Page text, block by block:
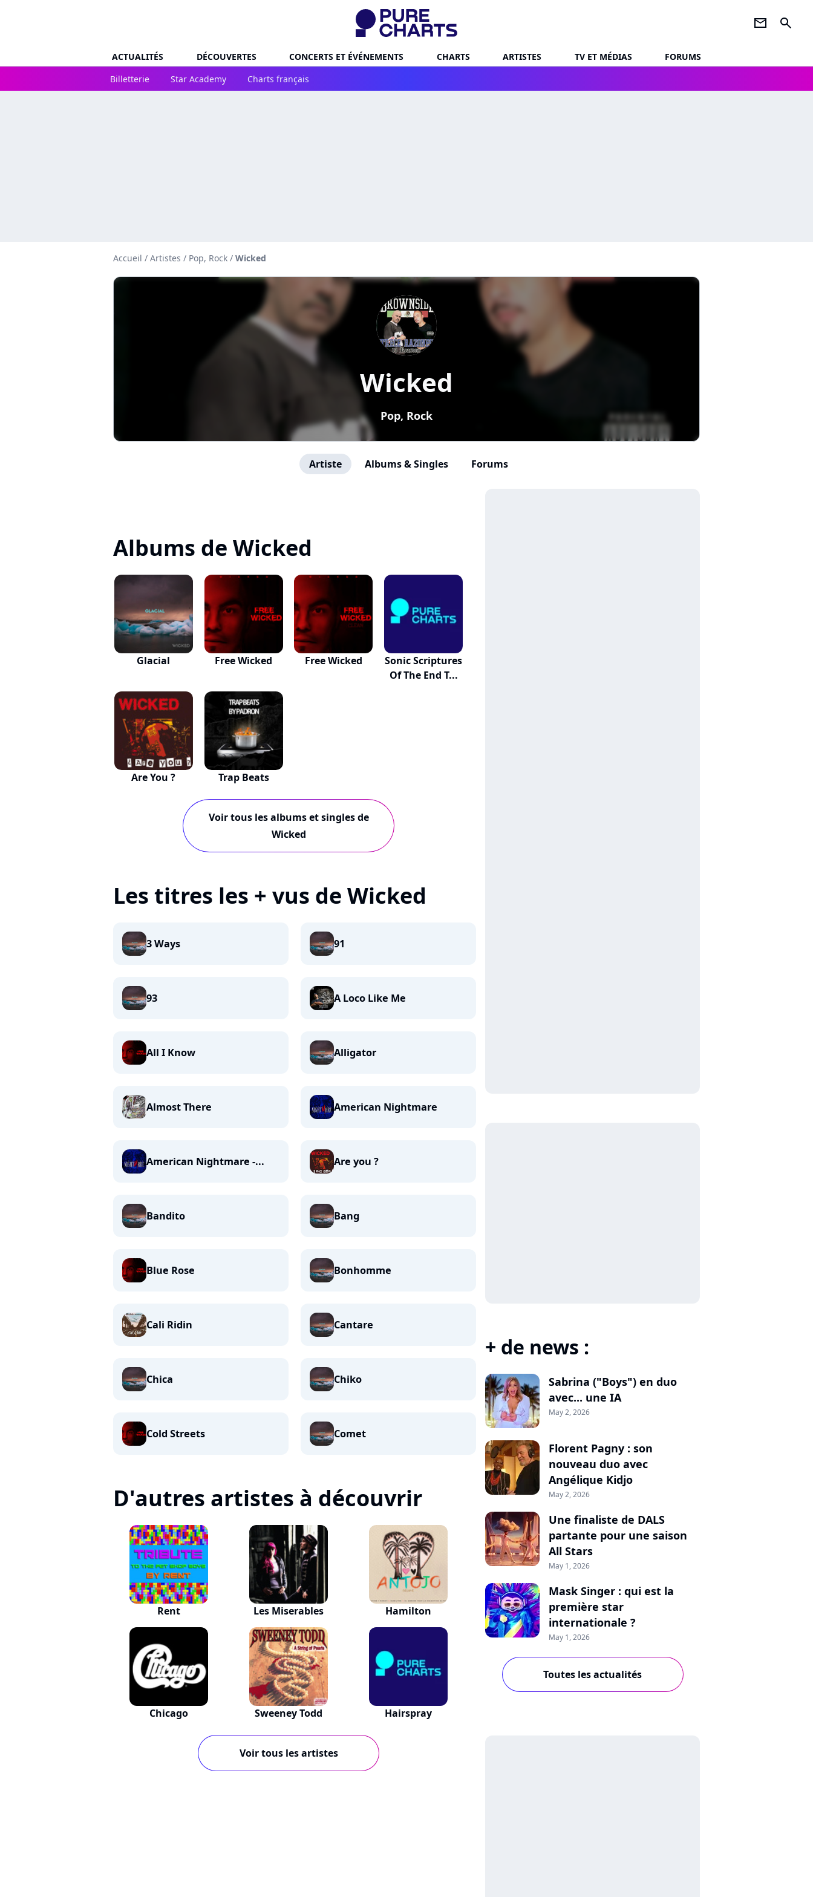
newsletter search
ACTUALITÉS DÉCOUVERTES CONCERTS ET ÉVÉNEMENTS CHARTS ARTISTES TV ET MÉDIAS
FORUMS
Billetterie
Star Academy Charts français
Accueil / Artistes / Pop, Rock / Wicked
Wicked
Pop, Rock
Artiste Albums & Singles Forums
Albums de Wicked
Glacial Free Wicked Free Wicked
Sonic Scriptures
Of The End T...
Are You ? Trap Beats
Voir tous les albums et singles de
Wicked
Les titres les + vus de Wicked
3 Ways 91
93 A Loco Like Me
All I Know Alligator
Almost There American Nightmare
American Nightmare -... Are you ?
Bandito Bang
Blue Rose Bonhomme
Cali Ridin Cantare
Chica Chiko
Cold Streets Comet
D'autres artistes à découvrir
Rent Les Miserables Hamilton
Chicago Sweeney Todd Hairspray
Voir tous les artistes
+ de news :
Sabrina ("Boys") en duo
avec... une IA
May 2, 2026
Florent Pagny : son
nouveau duo avec
Angélique Kidjo
May 2, 2026
Une finaliste de DALS
partante pour une saison
All Stars
May 1, 2026
Mask Singer : qui est la
première star
internationale ?
May 1, 2026
Toutes les actualités